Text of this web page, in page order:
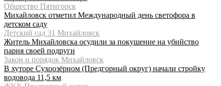
Общество Пятигорск
Михайловск отметил Международный день светофора в
детском саду
Детский сад 31 Михайловск
Житель Михайловска осудили за покушение на убийство
парня своей подруги
Закон и порядок Михайловск
В хуторе Сухоозёрном (Предгорный округ) начали стройку
водовода 11,5 км